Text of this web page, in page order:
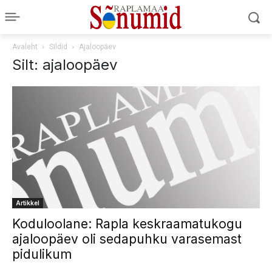
Avaleht Sildid Ajaloopäev
Silt: ajaloopäev
Artikkel
Koduloolane: Rapla keskraamatukogu
ajaloopäev oli sedapuhku varasemast
pidulikum